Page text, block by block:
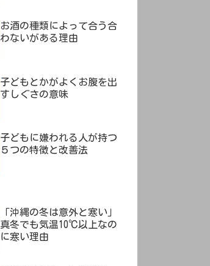
お酒の種類によって合う合
わないがある理由
子どもとかがよくお腹を出
すしぐさの意味
子どもに嫌われる人が持つ
５つの特徴と改善法
「沖縄の冬は意外と寒い」
真冬でも気温10℃以上なの
に寒い理由